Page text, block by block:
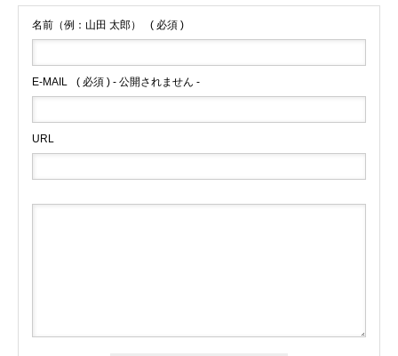
名前（例：山田 太郎） ( 必須 )
E-MAIL ( 必須 ) - 公開されません -
URL